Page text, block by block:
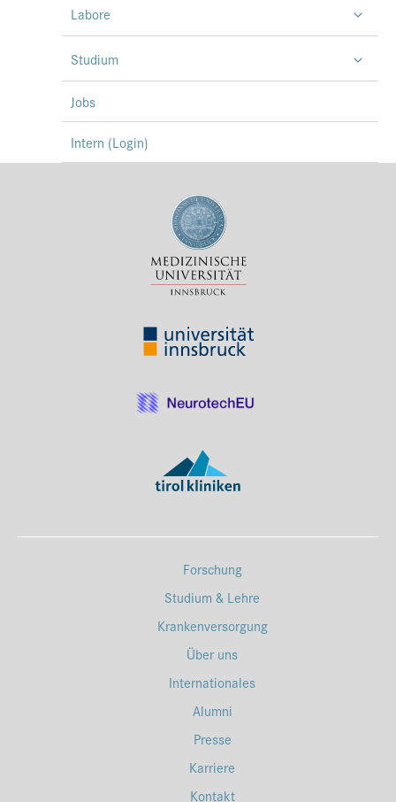
Labore
Studium
Jobs
Intern (Login)
Forschung
Studium & Lehre
Krankenversorgung
Über uns
Internationales
Alumni
Presse
Karriere
Kontakt